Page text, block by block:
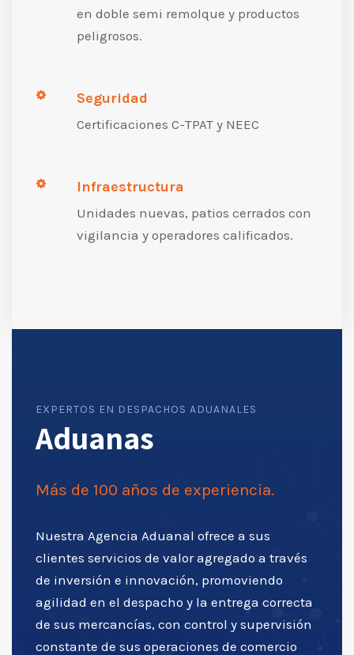
en doble semi remolque y productos
peligrosos.
Seguridad
Certificaciones C-TPAT y NEEC
Infraestructura
Unidades nuevas, patios cerrados con
vigilancia y operadores calificados.
EXPERTOS EN DESPACHOS ADUANALES
Aduanas
Más de 100 años de experiencia.
Nuestra Agencia Aduanal ofrece a sus
clientes servicios de valor agregado a través
de inversión e innovación, promoviendo
agilidad en el despacho y la entrega correcta
de sus mercancías, con control y supervisión
constante de sus operaciones de comercio